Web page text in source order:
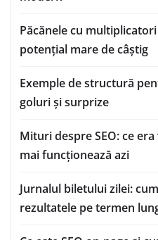
Păcănele cu
potențial mare de câștig
Exemple de structură
goluri și surprize
Mituri despre SEO: ce
mai funcționează azi
Jurnalul biletului zilei:
rezultatele pe termen